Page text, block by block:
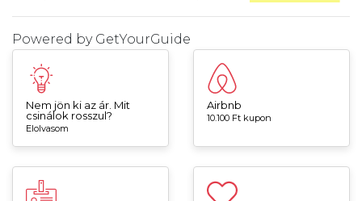
Powered by GetYourGuide
Nem jön ki az ár. Mit
csinálok rosszul?
Elolvasom
Airbnb
10.100 Ft kupon